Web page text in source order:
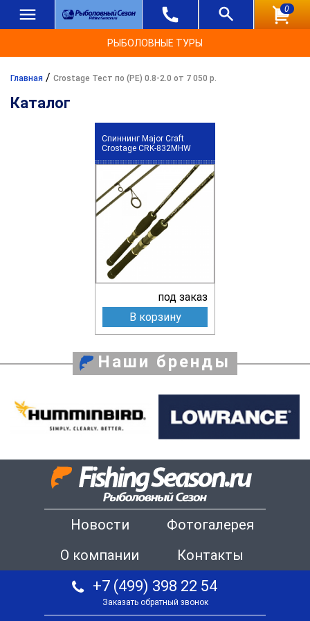
0
РЫБОЛОВНЫЕ ТУРЫ
Главная / Crostage Тест по (РЕ) 0.8-2.0 от 7 050 р.
Каталог
Спиннинг Major Craft
Crostage CRK-832MHW
под заказ
В корзину
Наши бренды
Новости
Фотогалерея
О компании
Контакты
+7 (499) 398 22 54
Заказать обратный звонок